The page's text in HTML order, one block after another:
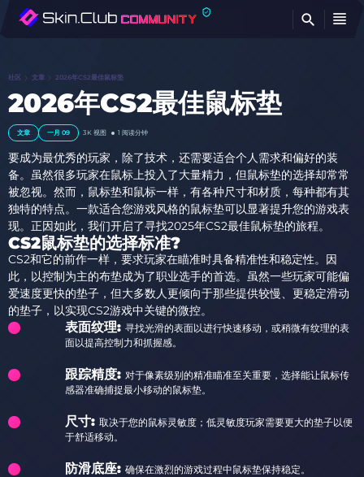
社区 文章 2026年CS2最佳鼠标垫
2026年CS2最佳鼠标垫
文章 一月 09 3K 视图 1 阅读分钟
要成为最优秀的玩家，除了技术，还需要适合个人需求和偏好的装
备。虽然很多玩家在鼠标上投入了大量精力，但鼠标垫的选择却常常
被忽视。然而，鼠标垫和鼠标一样，有各种尺寸和材质，每种都有其
独特的特点。一款适合您游戏风格的鼠标垫可以显著提升您的游戏表
现。正因如此，我们开启了寻找2025年CS2最佳鼠标垫的旅程。
CS2鼠标垫的选择标准?
CS2和它的前作一样，要求玩家在瞄准时具备精准性和稳定性。因
此，以控制为主的布垫成为了职业选手的首选。虽然一些玩家可能偏
爱速度更快的垫子，但大多数人更倾向于那些提供较慢、更稳定滑动
的垫子，以实现CS2游戏中关键的微控。
表面纹理: 寻找光滑的表面以进行快速移动，或稍微有纹理的表
面以提高控制力和抓握感。
跟踪精度: 对于像素级别的精准瞄准至关重要，选择能让鼠标传
感器准确捕捉最小移动的鼠标垫。
尺寸: 取决于您的鼠标灵敏度；低灵敏度玩家需要更大的垫子以便
于舒适移动。
防滑底座: 确保在激烈的游戏过程中鼠标垫保持稳定。